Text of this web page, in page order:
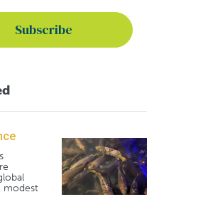
a AHPND en camarón blanco
modest